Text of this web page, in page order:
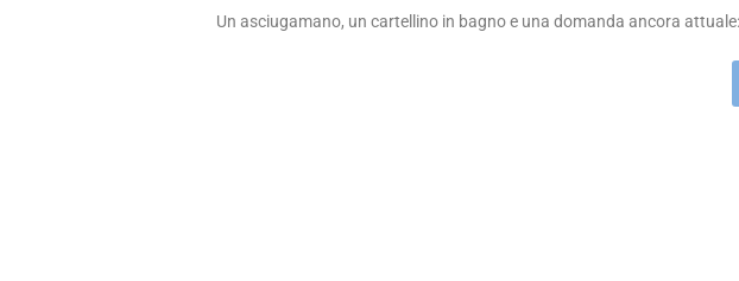
Un asciugamano, un cartellino in bagno e una domanda ancora